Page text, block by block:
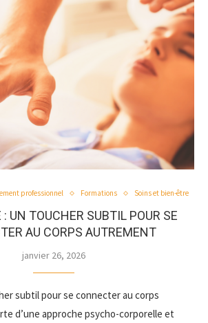
professionnel Formations Soins et bien-être
: UN TOUCHER SUBTIL POUR SE
AU CORPS AUTREMENT
janvier 26, 2026
subtil pour se connecter au corps
d’une approche psycho-corporelle et